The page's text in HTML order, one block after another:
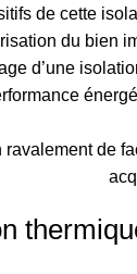
de cette
du bien
d’une
ravalement de